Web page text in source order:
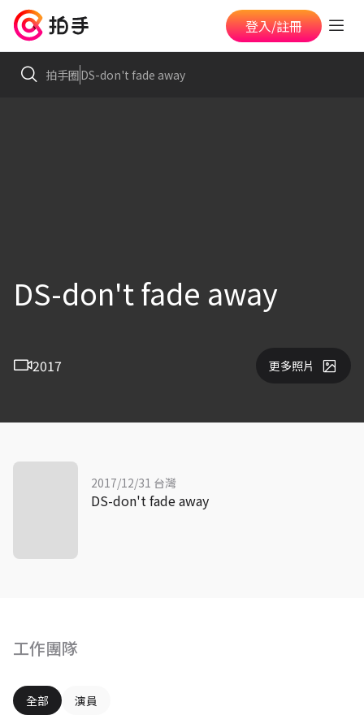
登入/註冊
拍手圈DS-don't fade away
DS-don't fade away
2017 更多照片
工作團隊
全部 演員
2017/12/31 台灣
DS-don't fade away